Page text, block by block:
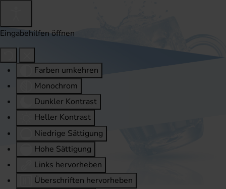
Eingabehilfen öffnen
Farben umkehren
Monochrom
Dunkler Kontrast
Heller Kontrast
Niedrige Sättigung
Hohe Sättigung
Links hervorheben
Überschriften hervorheben